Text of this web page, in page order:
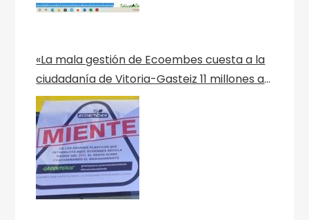
significativas ausencias
«La mala gestión de Ecoembes cuesta a la
ciudadanía de Vitoria-Gasteiz 11 millones al
año» Nota de Prensa de Green Peace